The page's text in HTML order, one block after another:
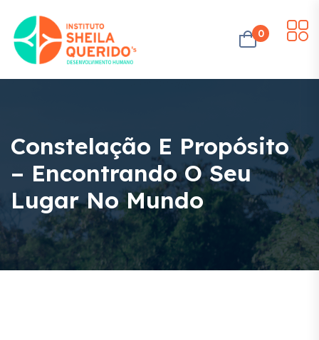
0
Constelação E Propósito
– Encontrando O Seu
Lugar No Mundo